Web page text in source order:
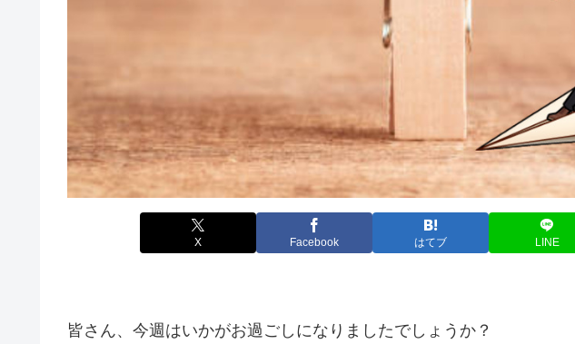
X Facebook はてブ LINE
皆さん、今週はいかがお過ごしになりましたでしょうか？